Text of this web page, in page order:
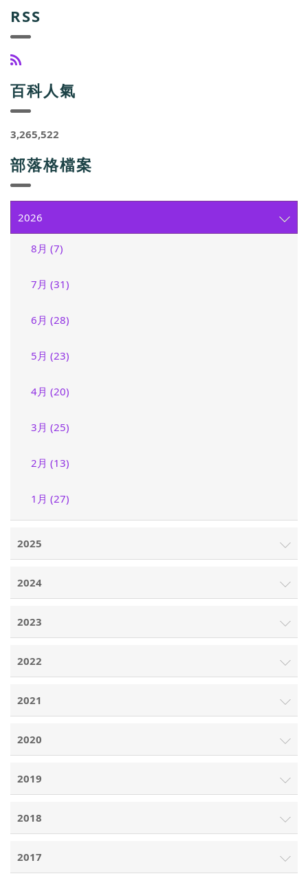
RSS
百科人氣
3,265,522
部落格檔案
2026
8月 (7)
7月 (31)
6月 (28)
5月 (23)
4月 (20)
3月 (25)
2月 (13)
1月 (27)
2025
2024
2023
2022
2021
2020
2019
2018
2017